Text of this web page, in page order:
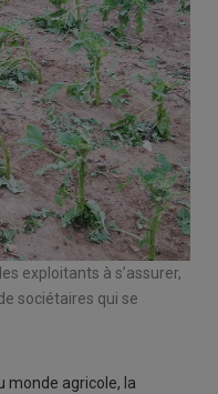
exploitants à s’assurer,
sociétaires qui se
monde agricole, la